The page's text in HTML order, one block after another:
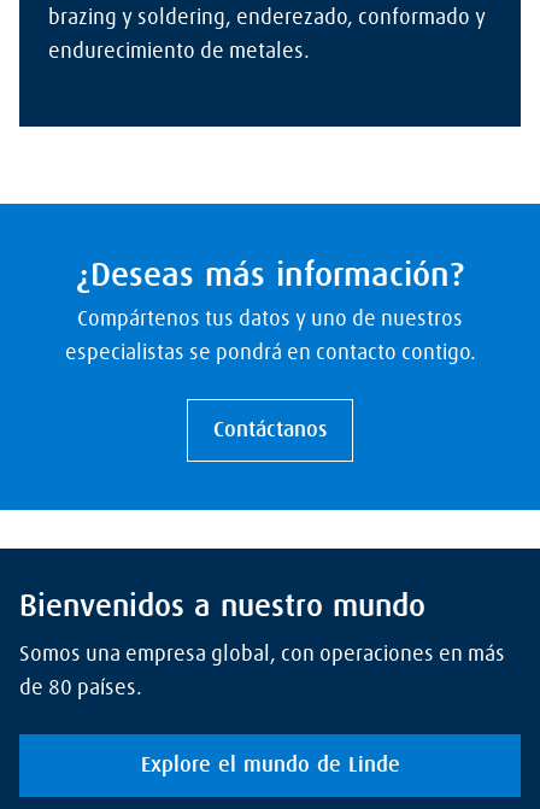
brazing y soldering, enderezado, conformado y
endurecimiento de metales.
¿Deseas más información?
Compártenos tus datos y uno de nuestros
especialistas se pondrá en contacto contigo.
Contáctanos
Bienvenidos a nuestro mundo
Somos una empresa global, con operaciones en más
de 80 países.
Explore el mundo de Linde